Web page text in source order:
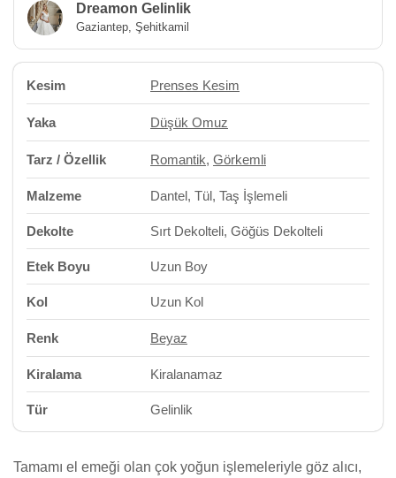
Dreamon Gelinlik
Gaziantep, Şehitkamil
Kesim Prenses Kesim
Yaka Düşük Omuz
Tarz / Özellik Romantik, Görkemli
Malzeme Dantel, Tül, Taş İşlemeli
Dekolte Sırt Dekolteli, Göğüs Dekolteli
Etek Boyu Uzun Boy
Kol Uzun Kol
Renk Beyaz
Kiralama Kiralanamaz
Tür Gelinlik
Tamamı el emeği olan çok yoğun işlemeleriyle göz alıcı,